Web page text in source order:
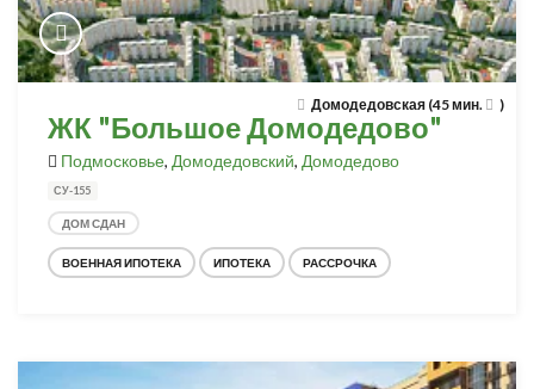
Домодедовская (45 мин. )
ЖК "Большое Домодедово"
Подмосковье, Домодедовский, Домодедово
СУ-155
ДОМ СДАН
ВОЕННАЯ ИПОТЕКА ИПОТЕКА РАССРОЧКА